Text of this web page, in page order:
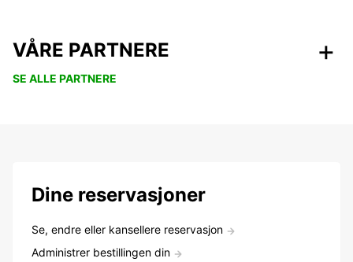
VÅRE PARTNERE
SE ALLE PARTNERE
Dine reservasjoner
Se, endre eller kansellere reservasjon
Administrer bestillingen din